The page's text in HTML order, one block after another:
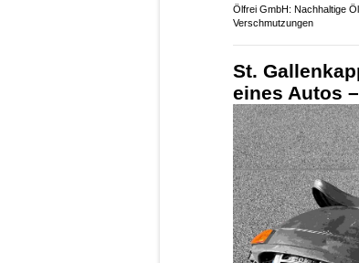
Ölfrei GmbH: Nachhaltige
Verschmutzungen
St.
eines Autos